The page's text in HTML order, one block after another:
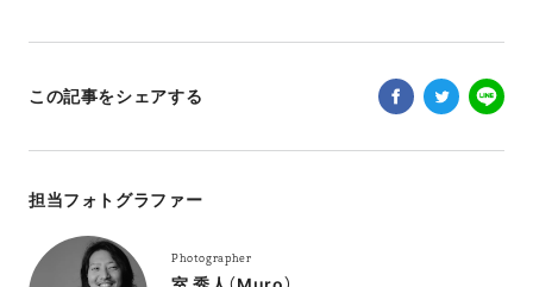
この記事をシェアする
担当フォトグラファー
Photographer